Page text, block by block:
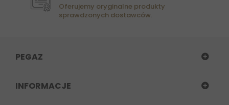
Oferujemy oryginalne produkty
sprawdzonych dostawców.
PEGAZ
INFORMACJE